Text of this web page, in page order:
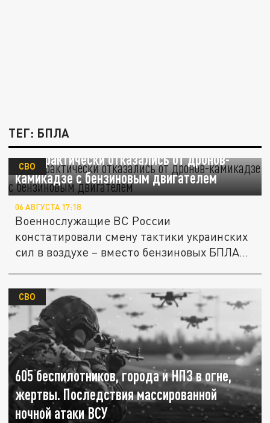
ТЕГ: БПЛА
ВСУ практически отказались от дронов-
камикадзе с бензиновым двигателем
СВО
06 АВГУСТА 17:18
Военнослужащие ВС России
констатировали смену тактики украинских
сил в воздухе – вместо бензиновых БПЛА
605 беспилотников, города и НПЗ в огне,
жертвы. Последствия массированной
ночной атаки ВСУ
СВО